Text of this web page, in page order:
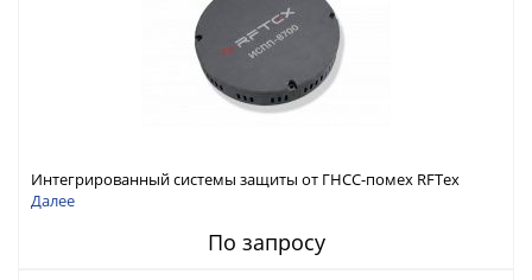
Интегрированный системы защиты от ГНСС-помех RFТех
ИСПП 8700
Далее
По запросу